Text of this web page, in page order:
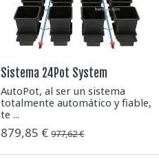
Sistema 24Pot System
AutoPot, al ser un sistema
totalmente automático y fiable,
te ...
879,85 €977,62 €